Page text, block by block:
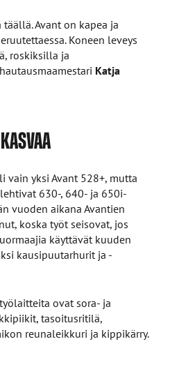
Avant on kapea ja
Koneen leveys
roskiksilla ja
Katja
yksi Avant 528+, mutta
630-, 640- ja 650i-
vuoden aikana Avantien
koska työt seisovat, jos
käyttävät kuuden
kausipuutarhurit ja -
ovat sora- ja
tasoitusritilä,
reunaleikkuri ja kippikärry.